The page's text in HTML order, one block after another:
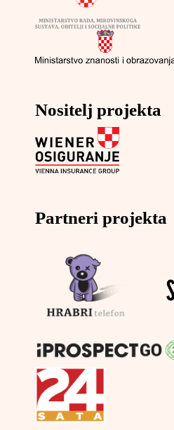
Nositelj projekta
Partneri projekta